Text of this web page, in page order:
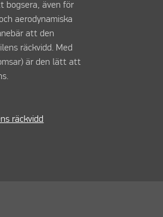
bogsera, även för
aerodynamiska
att den
räckvidd. Med
är den lätt att
räckvidd